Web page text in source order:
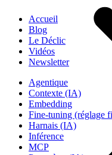
Accueil
Blog
Le Déclic
Vidéos
Newsletter
Agentique
Contexte (IA)
Embedding
Fine-tuning (réglage
Harnais (IA)
Inférence
MCP